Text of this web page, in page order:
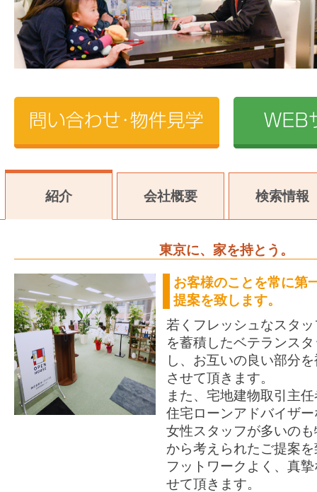
紹介 会社概要 検索情報
東京に、家を持とう。
お客様のことを常に第
提案を致します。
若くフレッシュなスタ
を蓄積したベテランス
し、お互いの良い部分
させて頂きます。
また、宅地建物取引主
住宅ローンアドバイザ
女性スタッフが多いの
から考えられたご提案
フットワークよく、真
せて頂きます。